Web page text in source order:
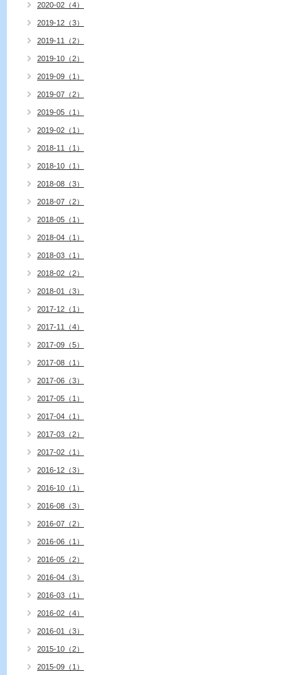
2020-02（4）
2019-12（3）
2019-11（2）
2019-10（2）
2019-09（1）
2019-07（2）
2019-05（1）
2019-02（1）
2018-11（1）
2018-10（1）
2018-08（3）
2018-07（2）
2018-05（1）
2018-04（1）
2018-03（1）
2018-02（2）
2018-01（3）
2017-12（1）
2017-11（4）
2017-09（5）
2017-08（1）
2017-06（3）
2017-05（1）
2017-04（1）
2017-03（2）
2017-02（1）
2016-12（3）
2016-10（1）
2016-08（3）
2016-07（2）
2016-06（1）
2016-05（2）
2016-04（3）
2016-03（1）
2016-02（4）
2016-01（3）
2015-10（2）
2015-09（1）